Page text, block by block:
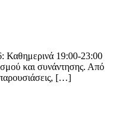
Καθημερινά 19:00-23:00
και συνάντησης. Από
παρουσιάσεις, […]